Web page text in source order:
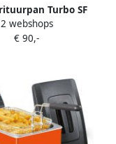
Turbo SF
Friteuse met
Olie + Vast
Garantie
2 webshops
€ 90,-